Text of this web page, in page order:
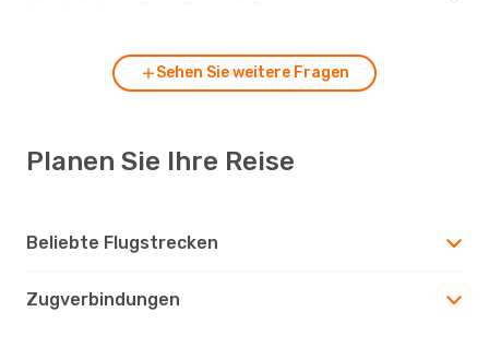
Sehen Sie weitere Fragen
Planen Sie Ihre Reise
Beliebte Flugstrecken
Zugverbindungen